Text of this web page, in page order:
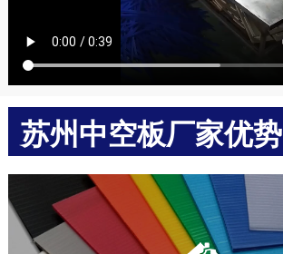
苏州中空板厂家优势